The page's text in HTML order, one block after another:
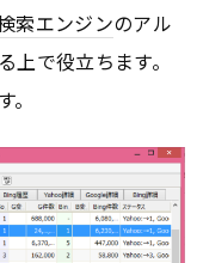
索エンジンのアル
で役立ちます。